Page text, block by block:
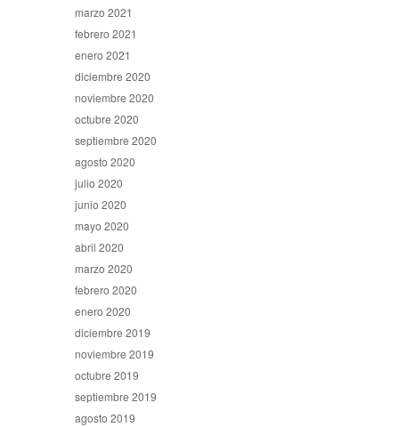
marzo 2021
febrero 2021
enero 2021
diciembre 2020
noviembre 2020
octubre 2020
septiembre 2020
agosto 2020
julio 2020
junio 2020
mayo 2020
abril 2020
marzo 2020
febrero 2020
enero 2020
diciembre 2019
noviembre 2019
octubre 2019
septiembre 2019
agosto 2019